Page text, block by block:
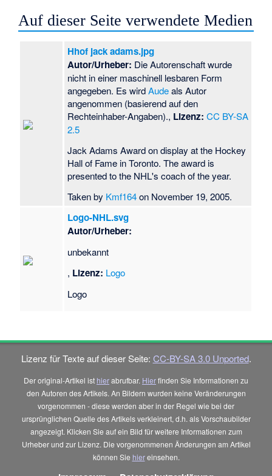
Auf dieser Seite verwendete Medien
Hhof jack adams.jpg
Autor/Urheber: Die Autorenschaft wurde
nicht in einer maschinell lesbaren Form
angegeben. Es wirdAudeals Autor
angenommen (basierend auf den
Rechteinhaber-Angaben)., Lizenz: CC BY-SA
2.5
Jack Adams Award on display at the Hockey
Hall of Fame in Toronto. The award is
presented to the NHL's coach of the year.
Taken by Kmf164on November 19, 2005.
Logo-NHL.svg
Autor/Urheber:
unbekannt
, Lizenz: Logo
Logo
Lizenz für Texte auf dieser Seite: CC-BY-SA 3.0 Unported.
Der original-Artikel ist hierabrufbar. Hierfinden Sie Informationen zu
den Autoren des Artikels. An Bildern wurden keine Veränderungen
vorgenommen - diese werden aber in der Regel wie bei der
ursprünglichen Quelle des Artikels verkleinert, d.h. als Vorschaubilder
angezeigt. Klicken Sie auf ein Bild für weitere Informationen zum
Urheber und zur Lizenz. Die vorgenommenen Änderungen am Artikel
können Sie hiereinsehen.